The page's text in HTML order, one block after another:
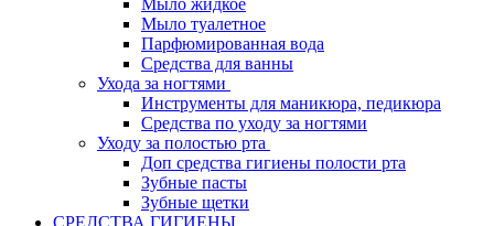
Мыло жидкое
Мыло туалетное
Парфюмированная вода
Средства для ванны
Ухода за ногтями
Инструменты для маникюра, педикюра
Средства по уходу за ногтями
Уходу за полостью рта
Доп средства гигиены полости рта
Зубные пасты
Зубные щетки
СРЕДСТВА ГИГИЕНЫ